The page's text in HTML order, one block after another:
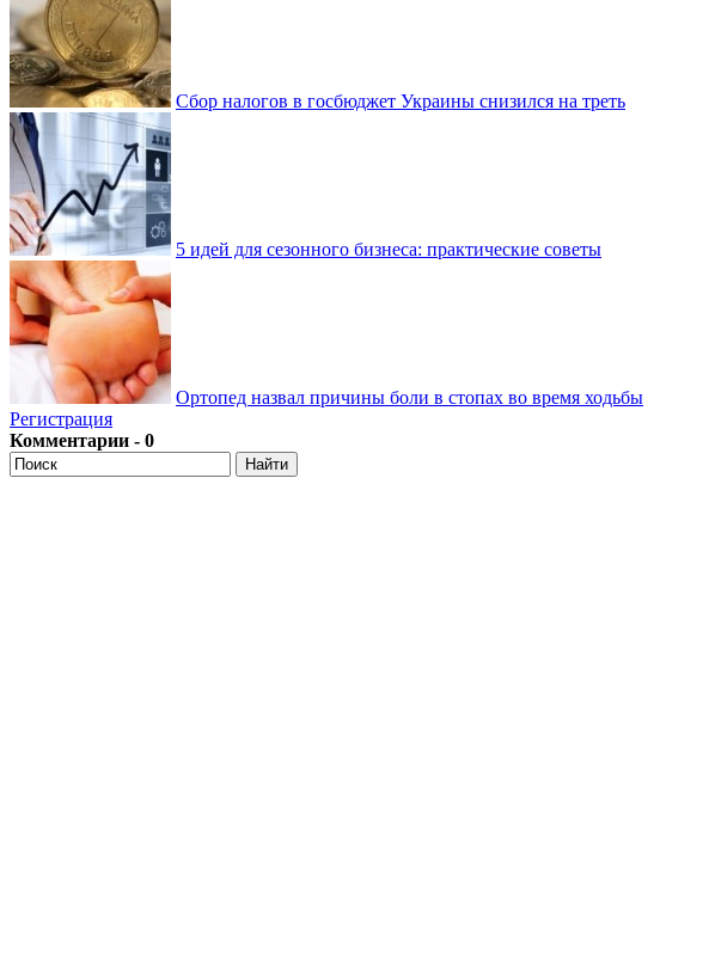
Сбор налогов в госбюджет Украины снизился на треть
5 идей для сезонного бизнеса: практические советы
Ортопед назвал причины боли в стопах во время ходьбы
Регистрация
Комментарии - 0